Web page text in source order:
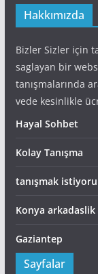
Hakkımızda
Bizler Sizler için
saglayan bir
tanışmalarında
vede kesinlikle
Hayal Sohbet
Kolay Tanışma
tanışmak
Konya arkadaslik
Gaziantep
Sayfalar